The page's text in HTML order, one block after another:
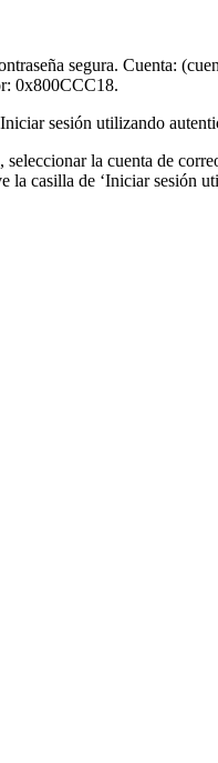
segura. Cuenta:
0x800CCC18.
sesión utilizando
seleccionar la cuenta de
casilla de ‘Iniciar sesión